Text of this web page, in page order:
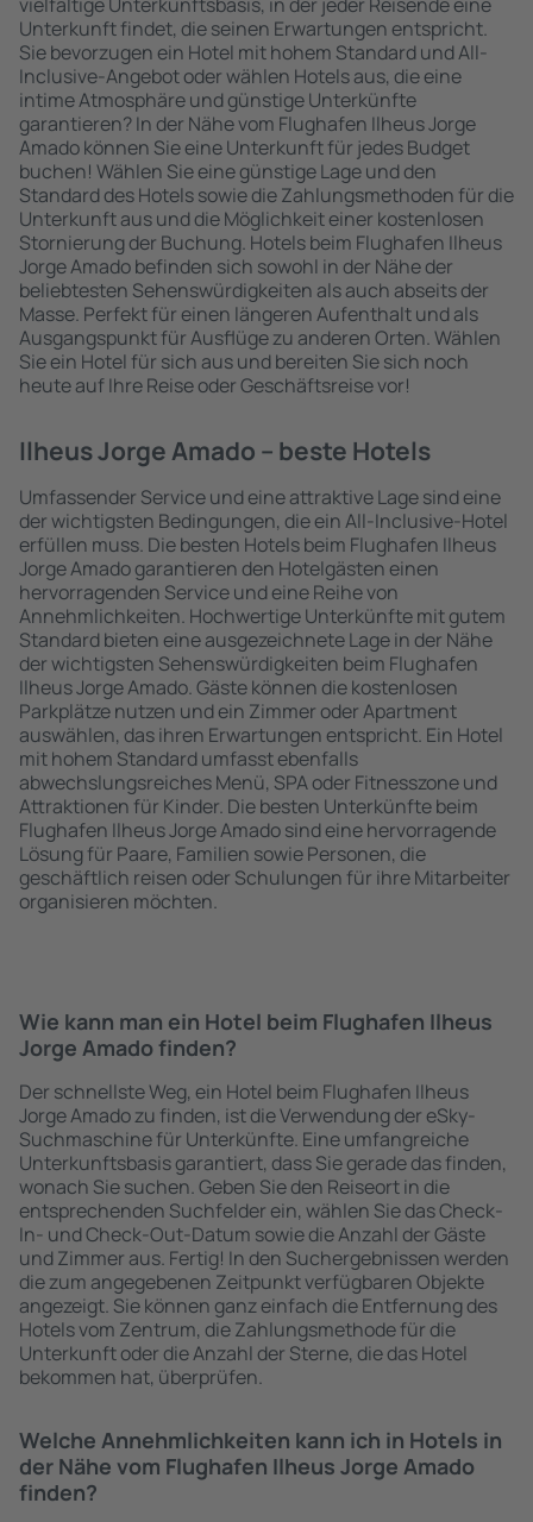
Unterkunft findet, die seinen Erwartungen entspricht.
Sie bevorzugen ein Hotel mit hohem Standard und All-
Inclusive-Angebot oder wählen Hotels aus, die eine
intime Atmosphäre und günstige Unterkünfte
garantieren? In der Nähe vom Flughafen Ilheus Jorge
Amado können Sie eine Unterkunft für jedes Budget
buchen! Wählen Sie eine günstige Lage und den
Standard des Hotels sowie die Zahlungsmethoden für die
Unterkunft aus und die Möglichkeit einer kostenlosen
Stornierung der Buchung. Hotels beim Flughafen Ilheus
Jorge Amado befinden sich sowohl in der Nähe der
beliebtesten Sehenswürdigkeiten als auch abseits der
Masse. Perfekt für einen längeren Aufenthalt und als
Ausgangspunkt für Ausflüge zu anderen Orten. Wählen
Sie ein Hotel für sich aus und bereiten Sie sich noch
heute auf Ihre Reise oder Geschäftsreise vor!
Ilheus Jorge Amado – beste Hotels
Umfassender Service und eine attraktive Lage sind eine
der wichtigsten Bedingungen, die ein All-Inclusive-Hotel
erfüllen muss. Die besten Hotels beim Flughafen Ilheus
Jorge Amado garantieren den Hotelgästen einen
hervorragenden Service und eine Reihe von
Annehmlichkeiten. Hochwertige Unterkünfte mit gutem
Standard bieten eine ausgezeichnete Lage in der Nähe
der wichtigsten Sehenswürdigkeiten beim Flughafen
Ilheus Jorge Amado. Gäste können die kostenlosen
Parkplätze nutzen und ein Zimmer oder Apartment
auswählen, das ihren Erwartungen entspricht. Ein Hotel
mit hohem Standard umfasst ebenfalls
abwechslungsreiches Menü, SPA oder Fitnesszone und
Attraktionen für Kinder. Die besten Unterkünfte beim
Flughafen Ilheus Jorge Amado sind eine hervorragende
Lösung für Paare, Familien sowie Personen, die
geschäftlich reisen oder Schulungen für ihre Mitarbeiter
organisieren möchten.
Wie kann man ein Hotel beim Flughafen Ilheus
Jorge Amado finden?
Der schnellste Weg, ein Hotel beim Flughafen Ilheus
Jorge Amado zu finden, ist die Verwendung der eSky-
Suchmaschine für Unterkünfte. Eine umfangreiche
Unterkunftsbasis garantiert, dass Sie gerade das finden,
wonach Sie suchen. Geben Sie den Reiseort in die
entsprechenden Suchfelder ein, wählen Sie das Check-
In- und Check-Out-Datum sowie die Anzahl der Gäste
und Zimmer aus. Fertig! In den Suchergebnissen werden
die zum angegebenen Zeitpunkt verfügbaren Objekte
angezeigt. Sie können ganz einfach die Entfernung des
Hotels vom Zentrum, die Zahlungsmethode für die
Unterkunft oder die Anzahl der Sterne, die das Hotel
bekommen hat, überprüfen.
Welche Annehmlichkeiten kann ich in Hotels in
der Nähe vom Flughafen Ilheus Jorge Amado
finden?